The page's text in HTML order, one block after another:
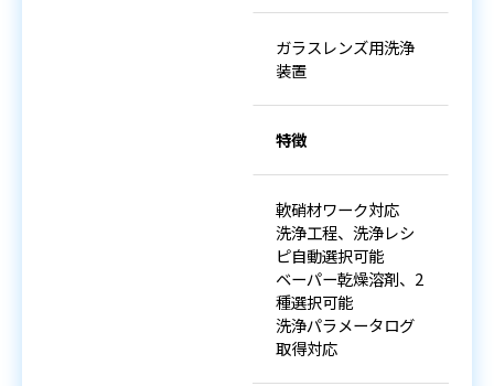
ガラスレンズ用洗浄
装置
特徴
軟硝材ワーク対応
洗浄工程、洗浄レシ
ピ自動選択可能
ベーパー乾燥溶剤、2
種選択可能
洗浄パラメータログ
取得対応